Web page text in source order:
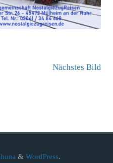
Nächstes Bild
& WordPress.